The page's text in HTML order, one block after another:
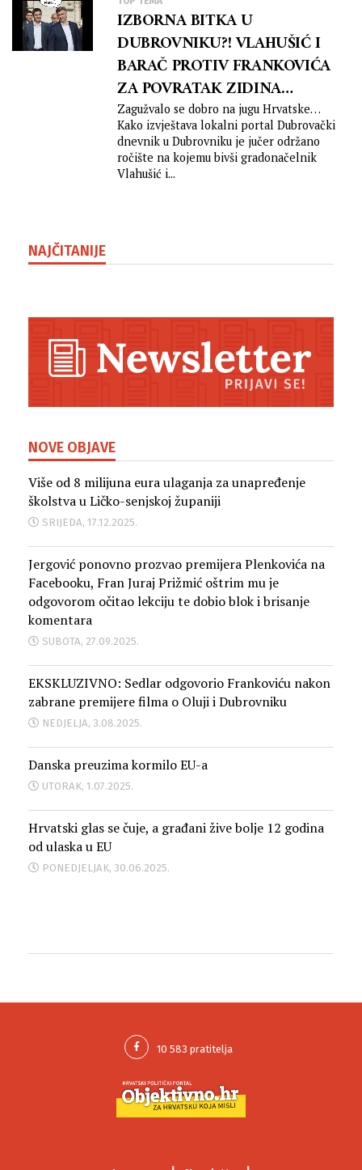
IZBORNA BITKA U
DUBROVNIKU?! VLAHUŠIĆ I
BARAČ PROTIV FRANKOVIĆA
ZA POVRATAK ZIDINA
GRADU?!
Zagužvalo se dobro na jugu Hrvatske…
Kako izvještava lokalni portal Dubrovački
dnevnik u Dubrovniku je jučer održano
ročište na kojemu bivši gradonačelnik
Vlahušić i...
NAJČITANIJE
NOVE OBJAVE
Više od 8 milijuna eura ulaganja za unapređenje
školstva u Ličko-senjskoj županiji
SRIJEDA, 17.12.2025.
Jergović ponovno prozvao premijera Plenkovića na
Facebooku, Fran Juraj Prižmić oštrim mu je
odgovorom očitao lekciju te dobio blok i brisanje
komentara
SUBOTA, 27.09.2025.
EKSKLUZIVNO: Sedlar odgovorio Frankoviću nakon
zabrane premijere filma o Oluji i Dubrovniku
NEDJELJA, 3.08.2025.
Danska preuzima kormilo EU-a
UTORAK, 1.07.2025.
Hrvatski glas se čuje, a građani žive bolje 12 godina
od ulaska u EU
PONEDJELJAK, 30.06.2025.